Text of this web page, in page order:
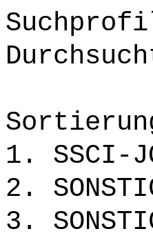
1. SSCI-
2.
3.